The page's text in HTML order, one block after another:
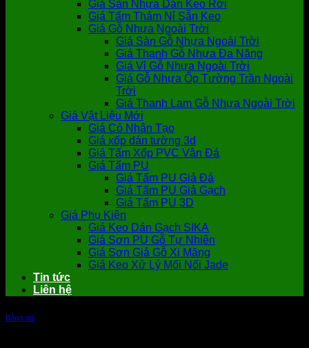
Giá Sàn Nhựa Dán Keo Rời
Giá Tấm Thảm Nỉ Sẵn Keo
Giá Gỗ Nhựa Ngoài Trời
Giá Sàn Gỗ Nhựa Ngoài Trời
Giá Thanh Gỗ Nhựa Đa Năng
Giá Vỉ Gỗ Nhựa Ngoài Trời
Giá Gỗ Nhựa Ốp Tường Trần Ngoài
Trời
Giá Thanh Lam Gỗ Nhựa Ngoài Trời
Giá Vật Liệu Mới
Giá Cỏ Nhân Tạo
Giá xốp dán tường 3d
Giá Tấm Xốp PVC Vân Đá
Giá Tấm PU
Giá Tấm PU Giả Đá
Giá Tấm PU Giả Gạch
Giá Tấm PU 3D
Giá Phụ Kiện
Giá Keo Dán Gạch SIKA
Giá Sơn PU Gỗ Tự Nhiên
Giá Sơn Giả Gỗ Xi Măng
Giá Keo Xử Lý Mối Nối Jade
Tin tức
Liên hệ
Bảng giá